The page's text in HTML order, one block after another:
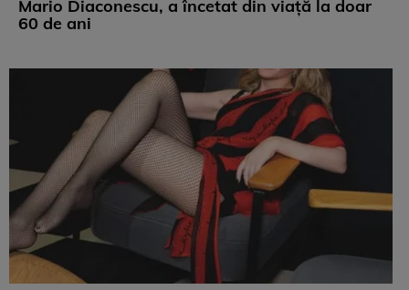
Mario Diaconescu, a încetat din viață la doar
60 de ani